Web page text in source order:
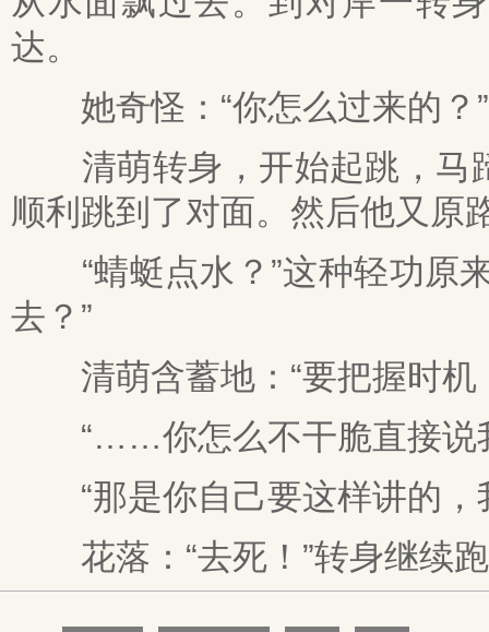
达。
她奇怪：“你怎么过来的？”
清萌转身，开始起跳，马
顺利跳到了对面。然后他又原
“蜻蜓点水？”这种轻功原
去？”
清萌含蓄地：“要把握时机
“……你怎么不干脆直接说
“那是你自己要这样讲的，
花落：“去死！”转身继续